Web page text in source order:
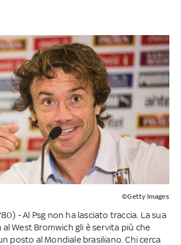
©Getty Images
- Al Psg non ha lasciato traccia. La sua
West Bromwich gli è servita più che
posto al Mondiale brasiliano. Chi cerca